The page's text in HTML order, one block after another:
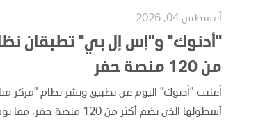
أغسطس 04, 2026
"أدنوك" و"إس إل بي" تطبقان
من 120 منصة حفر
أسطولها الذي يضم أكثر